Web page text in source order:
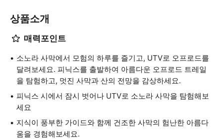
상품소개
매력포인트
소노라 사막에서 모험의 하루를 즐기고, UTV로 오프로드를
달려보세요. 피닉스를 출발하여 아름다운 오프로드 트레일
을 탐험하고, 멋진 사막과 산의 전망을 감상하세요.
피닉스 시에서 잠시 벗어나 UTV로 소노라 사막을 탐험해보
세요
지식이 풍부한 가이드와 함께 건조한 사막의 험난한 아름다
움을 경험해보세요.